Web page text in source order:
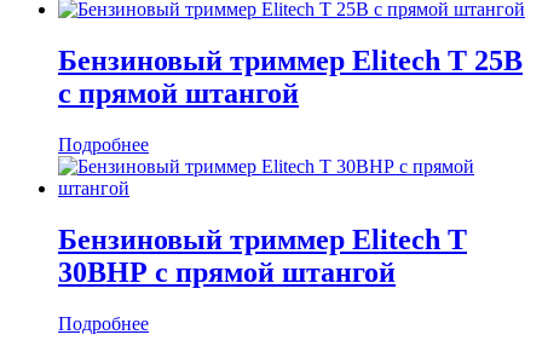
Бензиновый триммер Elitech T 25В
с прямой штангой
Подробнее
Бензиновый триммер Elitech T
30ВНР с прямой штангой
Подробнее